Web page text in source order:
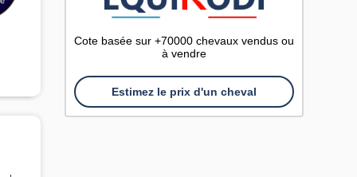
Cote basée sur +70000 chevaux vendus ou
à vendre
Estimez le prix d'un cheval